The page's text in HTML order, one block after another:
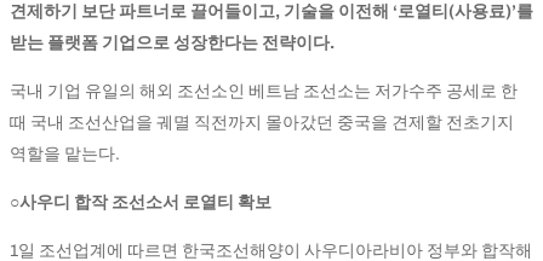
견제하기 보단 파트너로 끌어들이고, 기술을 이전해 ‘로열티(사용료)’를
받는 플랫폼 기업으로 성장한다는 전략이다.
국내 기업 유일의 해외 조선소인 베트남 조선소는 저가수주 공세로 한
때 국내 조선산업을 궤멸 직전까지 몰아갔던 중국을 견제할 전초기지
역할을 맡는다.
○사우디 합작 조선소서 로열티 확보
1일 조선업계에 따르면 한국조선해양이 사우디아라비아 정부와 합작해